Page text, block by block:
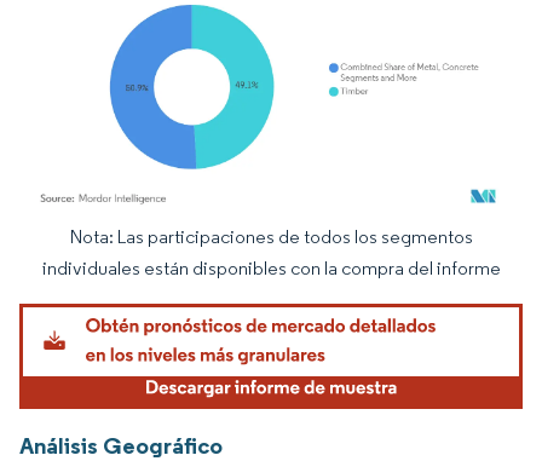
Imagen © Mordor Intelligence. El uso requiere atribución según CC BY 4.0.
Nota: Las participaciones de todos los segmentos
individuales están disponibles con la compra del informe
Análisis Geográfico